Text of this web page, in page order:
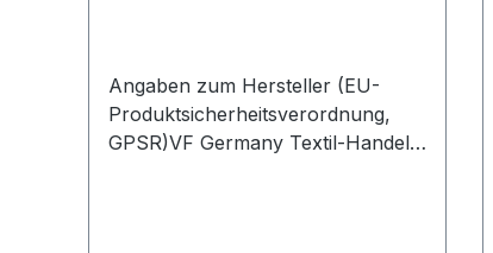
Angaben zum Hersteller (EU-
Produktsicherheitsverordnung,
GPSR)VF Germany Textil-Handels